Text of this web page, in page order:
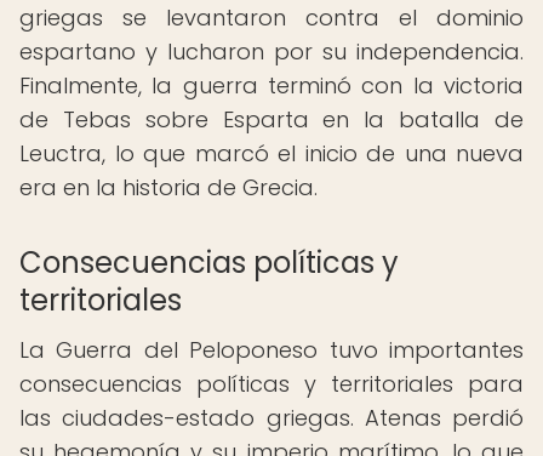
griegas se levantaron contra el dominio
espartano y lucharon por su independencia.
Finalmente, la guerra terminó con la victoria
de Tebas sobre Esparta en la batalla de
Leuctra, lo que marcó el inicio de una nueva
era en la historia de Grecia.
Consecuencias políticas y
territoriales
La Guerra del Peloponeso tuvo importantes
consecuencias políticas y territoriales para
las ciudades-estado griegas. Atenas perdió